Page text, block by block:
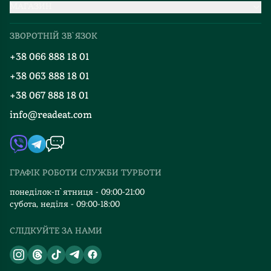
Про нас
Добірки
Блог
Події
Книгарні
Контакти
Автори
Видавництва
Відгуки та оцінка RDT
ЗВОРОТНІЙ ЗВ`ЯЗОК
+38 066 888 18 01
+38 063 888 18 01
+38 067 888 18 01
info@readeat.com
ГРАФІК РОБОТИ СЛУЖБИ ТУРБОТИ
понеділок-п`ятниця - 09:00-21:00
субота, неділя - 09:00-18:00
СЛІДКУЙТЕ ЗА НАМИ